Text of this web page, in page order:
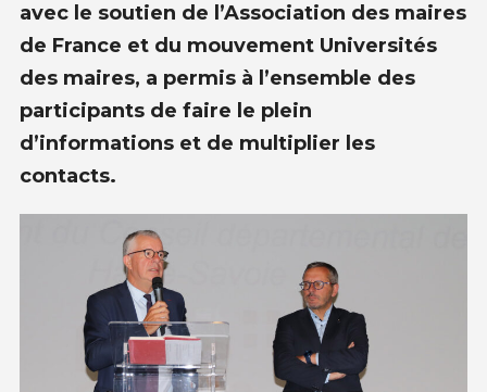
avec le soutien de l’Association des maires
de France et du mouvement Universités
des maires, a permis à l’ensemble des
participants de faire le plein
d’informations et de multiplier les
contacts.